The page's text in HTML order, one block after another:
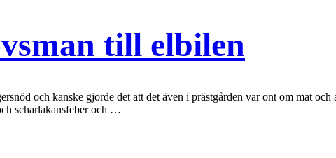
till elbilen
och kanske gjorde det att det även i prästgården var ont om mat och
scharlakansfeber och …